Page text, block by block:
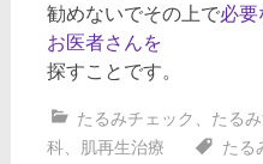
勧めないでその上で必要
お医者さんを
探すことです。
たるみチェック 、 たる
科、 肌再生治療 たる